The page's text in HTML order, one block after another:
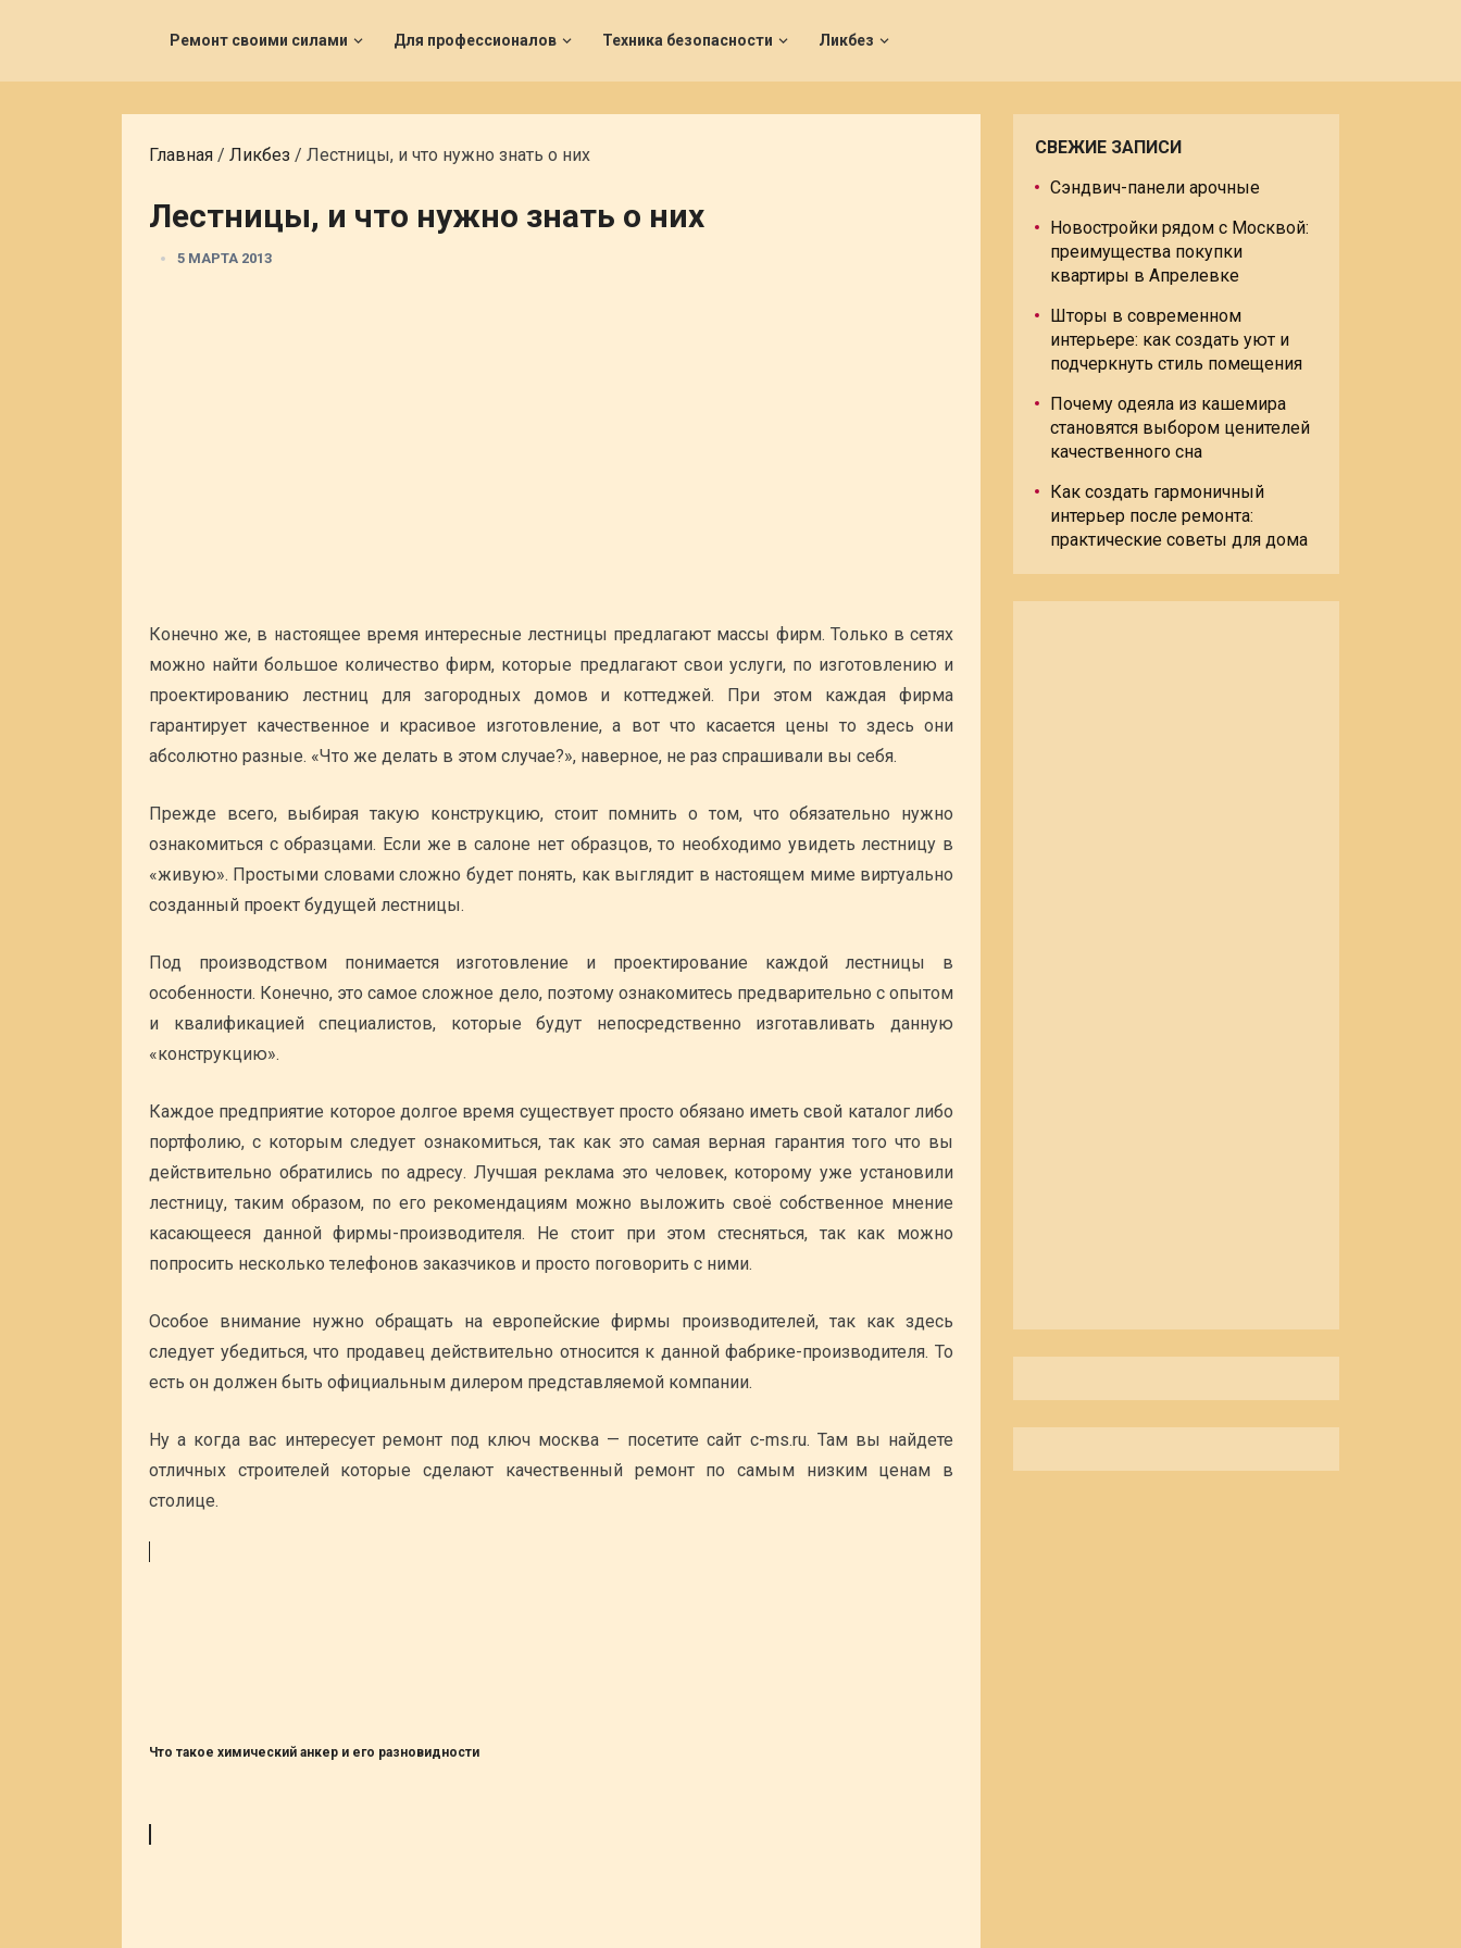
Ремонт своими силами Для профессионалов Техника безопасности Ликбез
Главная / Ликбез / Лестницы, и что нужно знать о них
Лестницы, и что нужно знать о них
5 МАРТА 2013
Конечно же, в настоящее время интересные лестницы предлагают массы фирм. Только в сетях
можно найти большое количество фирм, которые предлагают свои услуги, по изготовлению и
проектированию лестниц для загородных домов и коттеджей. При этом каждая фирма
гарантирует качественное и красивое изготовление, а вот что касается цены то здесь они
абсолютно разные. «Что же делать в этом случае?», наверное, не раз спрашивали вы себя.
Прежде всего, выбирая такую конструкцию, стоит помнить о том, что обязательно нужно
ознакомиться с образцами. Если же в салоне нет образцов, то необходимо увидеть лестницу в
«живую». Простыми словами сложно будет понять, как выглядит в настоящем миме виртуально
созданный проект будущей лестницы.
Под производством понимается изготовление и проектирование каждой лестницы в
особенности. Конечно, это самое сложное дело, поэтому ознакомитесь предварительно с опытом
и квалификацией специалистов, которые будут непосредственно изготавливать данную
«конструкцию».
Каждое предприятие которое долгое время существует просто обязано иметь свой каталог либо
портфолию, с которым следует ознакомиться, так как это самая верная гарантия того что вы
действительно обратились по адресу. Лучшая реклама это человек, которому уже установили
лестницу, таким образом, по его рекомендациям можно выложить своё собственное мнение
касающееся данной фирмы-производителя. Не стоит при этом стесняться, так как можно
попросить несколько телефонов заказчиков и просто поговорить с ними.
Особое внимание нужно обращать на европейские фирмы производителей, так как здесь
следует убедиться, что продавец действительно относится к данной фабрике-производителя. То
есть он должен быть официальным дилером представляемой компании.
Ну а когда вас интересует ремонт под ключ москва — посетите сайт c-ms.ru. Там вы найдете
отличных строителей которые сделают качественный ремонт по самым низким ценам в
столице.
Что такое химический анкер и его разновидности
СВЕЖИЕ ЗАПИСИ
Сэндвич-панели арочные
Новостройки рядом с Москвой:
преимущества покупки
квартиры в Апрелевке
Шторы в современном
интерьере: как создать уют и
подчеркнуть стиль помещения
Почему одеяла из кашемира
становятся выбором ценителей
качественного сна
Как создать гармоничный
интерьер после ремонта:
практические советы для дома